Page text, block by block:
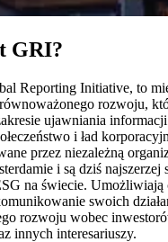
GRI?
Reporting Initiative, to
rozwoju,
ujawniania
i ład
przez niezależną
i są dziś najszerzej
na świecie. Umożliwiają
swoich
rozwoju wobec
innych interesariuszy.